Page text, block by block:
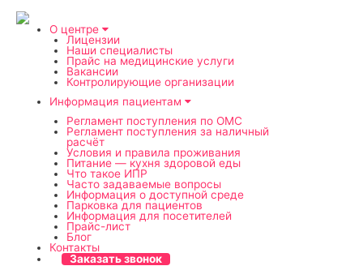
О центре
Лицензии
Наши специалисты
Прайс на медицинские услуги
Вакансии
Контролирующие организации
Информация пациентам
Регламент поступления по ОМС
Регламент поступления за наличный
расчёт
Условия и правила проживания
Питание — кухня здоровой еды
Что такое ИПР
Часто задаваемые вопросы
Информация о доступной среде
Парковка для пациентов
Информация для посетителей
Прайс-лист
Блог
Контакты
Заказать звонок